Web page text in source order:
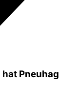
hat